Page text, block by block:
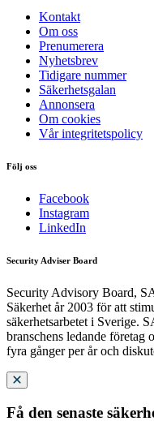
Kontakt
Om oss
Prenumerera
Nyhetsbrev
Tidigare nummer
Säkerhetsgalan
Annonsera
Om cookies
Vår integritetspolicy
Följ oss
Facebook
Instagram
LinkedIn
Security Adviser Board
Security Advisory Board,
Säkerhet år 2003 för att
säkerhetsarbetet i Sverige.
branschens ledande företag
fyra gånger per år och
Få den senaste